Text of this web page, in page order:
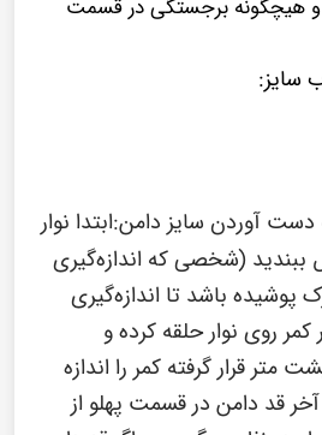
سایز:
دست آوردن سایز دامن:ابتدا نوار
(شخصی که اندازه‌گیری
پوشیده باشد تا اندازه‌گیری
روی نوار حلقه کرده و
قرار گرفته کمر را اندازه
قد دامن در قسمت پهلو از